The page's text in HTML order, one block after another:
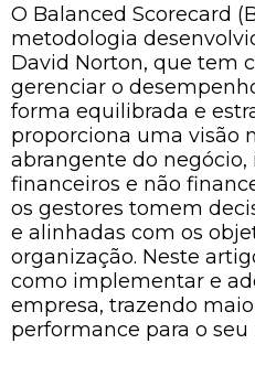
O Balanced Scorecard
metodologia
David Norton, que tem
gerenciar o
forma equilibrada e
proporciona uma visão
abrangente do
financeiros e não
os gestores tomem
e alinhadas com os
organização. Neste
como implementar e
empresa, trazendo
performance para o seu